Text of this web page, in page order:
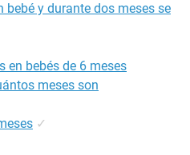
y durante dos meses se
en bebés de 6 meses
meses son
✓